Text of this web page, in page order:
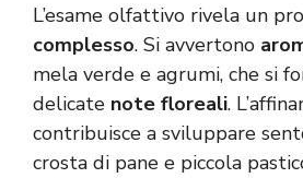
L’esame olfattivo rivela un
complesso. Si avvertono
mela verde e agrumi, che si
delicate note floreali.
contribuisce a sviluppare
crosta di pane e piccola